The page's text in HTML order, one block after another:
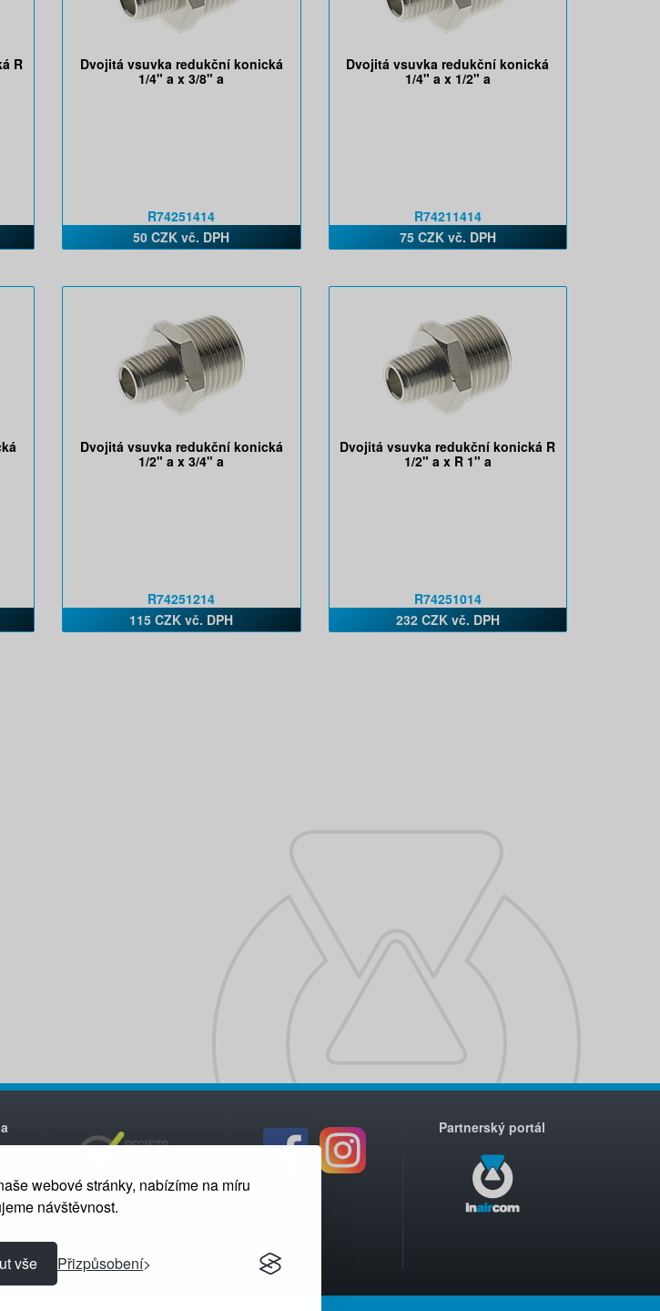
webové stránky, nabízíme na míru
návštěvnost.
vše Přizpůsobení
R
Dvojitá vsuvka redukční konická
1/4" a x 3/8" a
R74251414
50 CZK vč. DPH
Dvojitá vsuvka redukční konická
1/4" a x 1/2" a
R74211414
75 CZK vč. DPH
Dvojitá vsuvka redukční konická
1/2" a x 3/4" a
R74251214
115 CZK vč. DPH
Dvojitá vsuvka redukční konická R
1/2" a x R 1" a
R74251014
232 CZK vč. DPH
Partnerský portál